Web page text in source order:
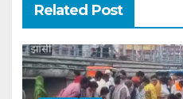
Related Post